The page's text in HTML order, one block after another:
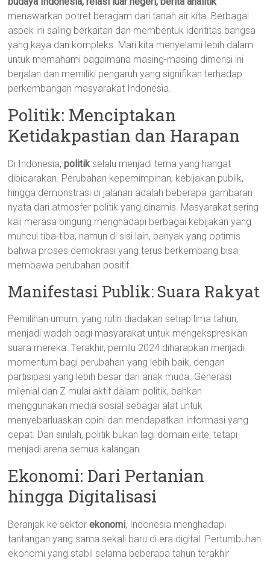
menawarkan potret beragam dari tanah air kita. Berbagai
aspek ini saling berkaitan dan membentuk identitas bangsa
yang kaya dan kompleks. Mari kita menyelami lebih dalam
untuk memahami bagaimana masing-masing dimensi ini
berjalan dan memiliki pengaruh yang signifikan terhadap
perkembangan masyarakat Indonesia.
Politik: Menciptakan
Ketidakpastian dan Harapan
Di Indonesia,politikselalu menjadi tema yang hangat
dibicarakan. Perubahan kepemimpinan, kebijakan publik,
hingga demonstrasi di jalanan adalah beberapa gambaran
nyata dari atmosfer politik yang dinamis. Masyarakat sering
kali merasa bingung menghadapi berbagai kebijakan yang
muncul tiba-tiba, namun di sisi lain, banyak yang optimis
bahwa proses demokrasi yang terus berkembang bisa
membawa perubahan positif.
Manifestasi Publik: Suara Rakyat
Pemilihan umum, yang rutin diadakan setiap lima tahun,
menjadi wadah bagi masyarakat untuk mengekspresikan
suara mereka. Terakhir, pemilu 2024 diharapkan menjadi
momentum bagi perubahan yang lebih baik, dengan
partisipasi yang lebih besar dari anak muda. Generasi
milenial dan Z mulai aktif dalam politik, bahkan
menggunakan media sosial sebagai alat untuk
menyebarluaskan opini dan mendapatkan informasi yang
cepat. Dari sinilah, politik bukan lagi domain elite, tetapi
menjadi arena semua kalangan.
Ekonomi: Dari Pertanian
hingga Digitalisasi
Beranjak ke sektorekonomi, Indonesia menghadapi
tantangan yang sama sekali baru di era digital. Pertumbuhan
ekonomi yang stabil selama beberapa tahun terakhir